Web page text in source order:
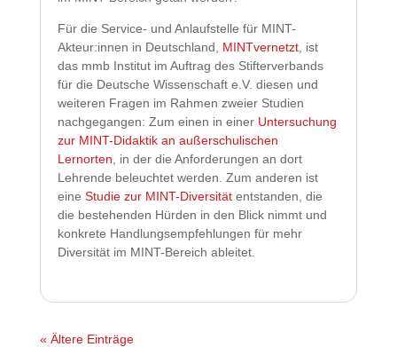
Für die Service- und Anlaufstelle für MINT-
Akteur:innen in Deutschland, MINTvernetzt, ist
das mmb Institut im Auftrag des Stifterverbands
für die Deutsche Wissenschaft e.V. diesen und
weiteren Fragen im Rahmen zweier Studien
nachgegangen: Zum einen in einer Untersuchung
zur MINT-Didaktik an außerschulischen
Lernorten , in der die Anforderungen an dort
Lehrende beleuchtet werden. Zum anderen ist
eine Studie zur MINT-Diversitätentstanden, die
die bestehenden Hürden in den Blick nimmt und
konkrete Handlungsempfehlungen für mehr
Diversität im MINT-Bereich ableitet.
« Ältere Einträge